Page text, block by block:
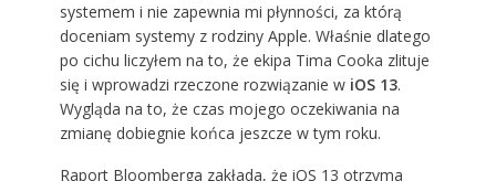
systemem i nie zapewnia mi płynności, za którą
doceniam systemy z rodziny Apple. Właśnie dlatego
po cichu liczyłem na to, że ekipa Tima Cooka zlituje
się i wprowadzi rzeczone rozwiązanie w iOS 13.
Wygląda na to, że czas mojego oczekiwania na
zmianę dobiegnie końca jeszcze w tym roku.
Raport Bloomberga zakłada, że iOS 13 otrzyma